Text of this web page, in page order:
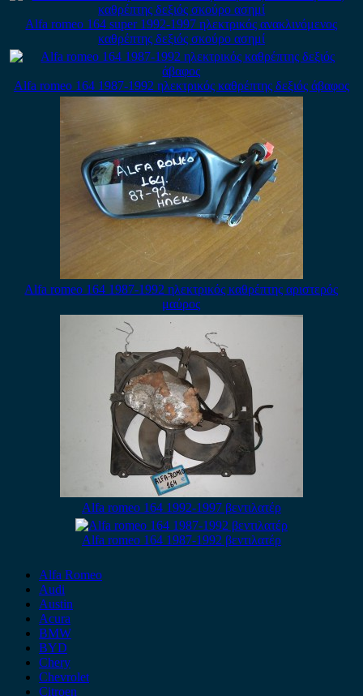
Alfa romeo 164 super 1992-1997 ηλεκτρικός ανακλινόμενος
καθρέπτης δεξιός σκούρο ασημί
Alfa romeo 164 1987-1992 ηλεκτρικός καθρέπτης δεξιός άβαφος
Alfa romeo 164 1987-1992 ηλεκτρικός καθρέπτης αριστερός
μαύρος
Alfa romeo 164 1992-1997 βεντιλατέρ
Alfa romeo 164 1987-1992 βεντιλατέρ
Alfa Romeo
Audi
Austin
Acura
BMW
BYD
Chery
Chevrolet
Citroen